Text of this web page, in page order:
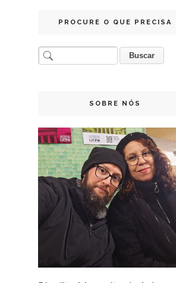
PROCURE O QUE PRECISA
SOBRE NÓS